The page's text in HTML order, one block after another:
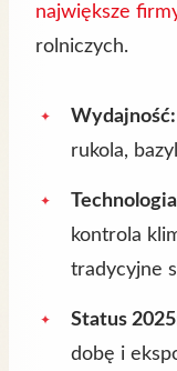
największe
rolniczych.
Wydajność:
rukola,
kontrola
tradycyjne
Status
dobę i